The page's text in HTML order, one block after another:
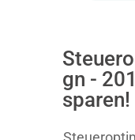
gn -
sparen!